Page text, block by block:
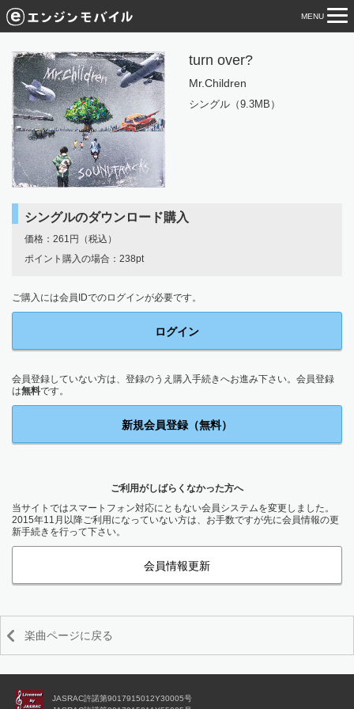
MENU
turn over?
Mr.Children
シングル（9.3MB）
シングルのダウンロード購入
価格：261円（税込）
ポイント購入の場合：238pt
ご購入には会員IDでのログインが必要です。
ログイン
会員登録していない方は、登録のうえ購入手続きへお進み下さい。会員登録
は無料です。
新規会員登録（無料）
ご利用がしばらくなかった方へ
当サイトではスマートフォン対応にともない会員システムを変更しました。
2015年11月以降ご利用になっていない方は、お手数ですが先に会員情報の更
新手続きを行って下さい。
会員情報更新
楽曲ページに戻る
JASRAC許諾第9017915012Y30005号